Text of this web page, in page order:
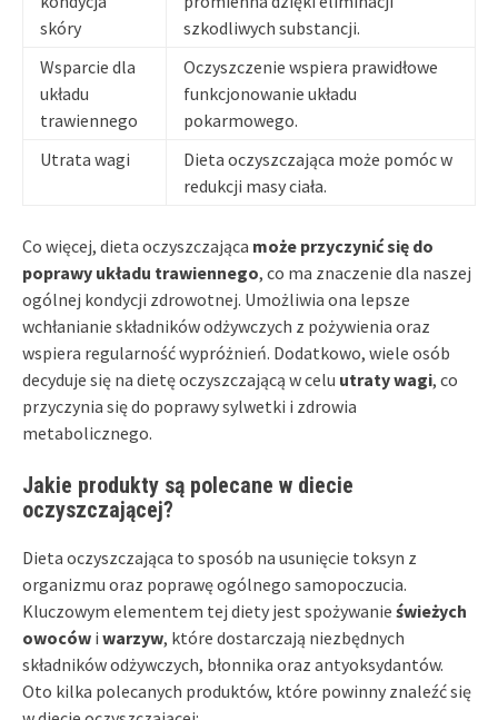
skóry
szkodliwych substancji.
Wsparcie dla
układu
trawiennego
Oczyszczenie wspiera prawidłowe
funkcjonowanie układu
pokarmowego.
Utrata wagi
Dieta oczyszczająca może pomóc w
redukcji masy ciała.
Co więcej, dieta oczyszczająca może przyczynić się do
poprawy układu trawiennego, co ma znaczenie dla naszej
ogólnej kondycji zdrowotnej. Umożliwia ona lepsze
wchłanianie składników odżywczych z pożywienia oraz
wspiera regularność wypróżnień. Dodatkowo, wiele osób
decyduje się na dietę oczyszczającą w celu utraty wagi, co
przyczynia się do poprawy sylwetki i zdrowia
metabolicznego.
Jakie produkty są polecane w diecie
oczyszczającej?
Dieta oczyszczająca to sposób na usunięcie toksyn z
organizmu oraz poprawę ogólnego samopoczucia.
Kluczowym elementem tej diety jest spożywanie świeżych
owoców i warzyw, które dostarczają niezbędnych
składników odżywczych, błonnika oraz antyoksydantów.
Oto kilka polecanych produktów, które powinny znaleźć się